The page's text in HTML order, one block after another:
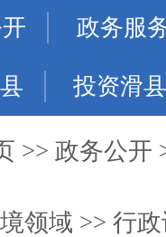
政务服
投资滑县
>> 政务公开
领域 >> 行